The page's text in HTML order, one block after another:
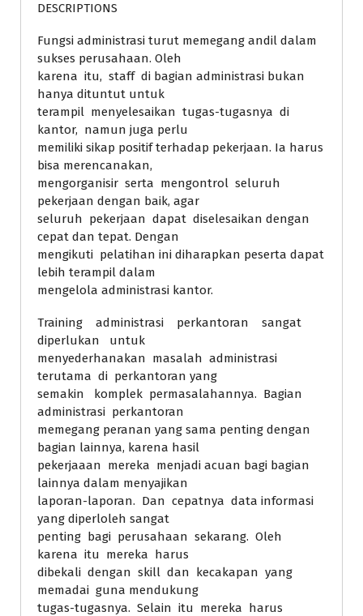
DESCRIPTIONS
Fungsi administrasi turut memegang andil dalam
sukses perusahaan. Oleh
karena itu, staff di bagian administrasi bukan
hanya dituntut untuk
terampil menyelesaikan tugas-tugasnya di
kantor, namun juga perlu
memiliki sikap positif terhadap pekerjaan. Ia harus
bisa merencanakan,
mengorganisir serta mengontrol seluruh
pekerjaan dengan baik, agar
seluruh pekerjaan dapat diselesaikan dengan
cepat dan tepat. Dengan
mengikuti pelatihan ini diharapkan peserta dapat
lebih terampil dalam
mengelola administrasi kantor.
Training administrasi perkantoran sangat
diperlukan untuk
menyederhanakan masalah administrasi
terutama di perkantoran yang
semakin komplek permasalahannya. Bagian
administrasi perkantoran
memegang peranan yang sama penting dengan
bagian lainnya, karena hasil
pekerjaaan mereka menjadi acuan bagi bagian
lainnya dalam menyajikan
laporan-laporan. Dan cepatnya data informasi
yang diperloleh sangat
penting bagi perusahaan sekarang. Oleh
karena itu mereka harus
dibekali dengan skill dan kecakapan yang
memadai guna mendukung
tugas-tugasnya. Selain itu mereka harus